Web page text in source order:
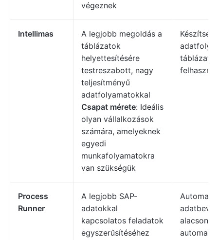
végeznek
Intellimas
A legjobb megoldás a
táblázatok
helyettesítésére
testreszabott, nagy
teljesítményű
adatfolyamatokkal
Csapat mérete: Ideális
olyan vállalkozások
számára, amelyeknek
egyedi
munkafolyamatokra
van szükségük
Process
Runner
A legjobb SAP-
adatokkal
kapcsolatos feladatok
egyszerűsítéséhez
alacsony